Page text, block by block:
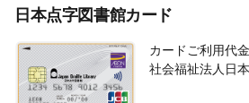
日本点字図書館カード
カードご利用代
社会福祉法人日